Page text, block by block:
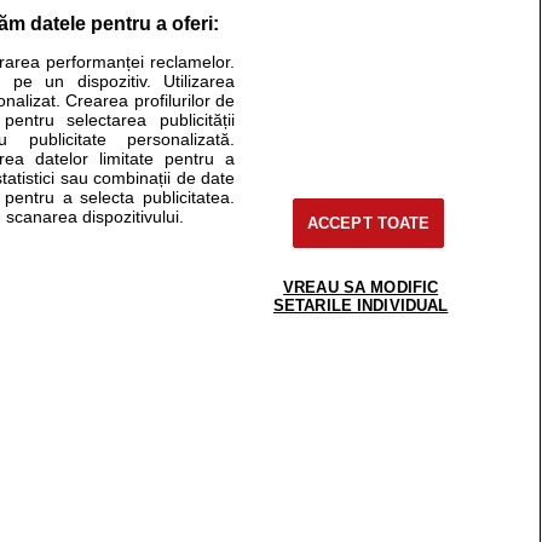
Ele nu pot substitui consultul medical direct si
fie medicul Dvs., fie unul dintre medicii pe care
pacient
support@sfatulmedicului.ro
0374 109 268
datele pentru a oferi:
performanței reclamelor.
pe un dispozitiv. Utilizarea
Crearea profilurilor de
selectarea publicității
publicitate personalizată.
datelor limitate pentru a
sau combinații de date
a selecta publicitatea.
dispozitivului.
ACCEPT TOATE
VREAU SA MODIFIC
SETARILE INDIVIDUAL